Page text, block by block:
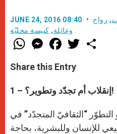
JUNE 24, 2016 08:40 , زواج
وعائلة, كنيسة محليّة
W
h
t
s
p
p
M
e
s
e
g
e
F
a
e
b
o
k
w
r
Share this Entry
1 – إنقلاب أم تجدّد وتطوير؟!
التطوّر “الثقافيّ المتجدّد” في
للإنسان وللبشرية، بحاجة